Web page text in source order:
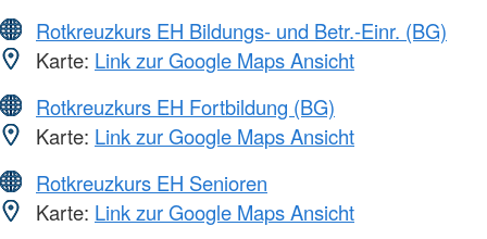
Rotkreuzkurs EH Bildungs- und Betr.-Einr. (BG)
Karte: Link zur Google Maps Ansicht
Rotkreuzkurs EH Fortbildung (BG)
Karte: Link zur Google Maps Ansicht
Rotkreuzkurs EH Senioren
Karte: Link zur Google Maps Ansicht